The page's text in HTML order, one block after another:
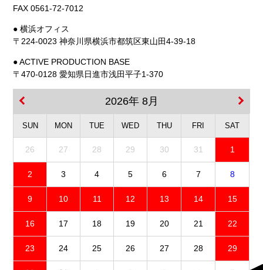
FAX 0561-72-7012
● 横浜オフィス
〒224-0023 神奈川県横浜市都筑区東山田4-39-18
● ACTIVE PRODUCTION BASE
〒470-0128 愛知県日進市浅田平子1-370
2026年 8月
SUN MON TUE WED THU FRI SAT
26 27 28 29 30 31 1
2 3 4 5 6 7 8
9 10 11 12 13 14 15
16 17 18 19 20 21 22
23 24 25 26 27 28 29